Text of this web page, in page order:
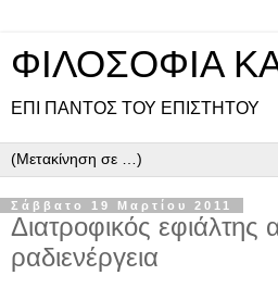
ΦΙΛΟΣΟΦΙΑ
ΕΠΙ ΠΑΝΤOΣ ΤΟΥ ΕΠΙΣΤΗΤΟΥ
Σάββατο 19 Μαρτίου 2011
Διατροφικός εφιάλτης
ραδιενέργεια